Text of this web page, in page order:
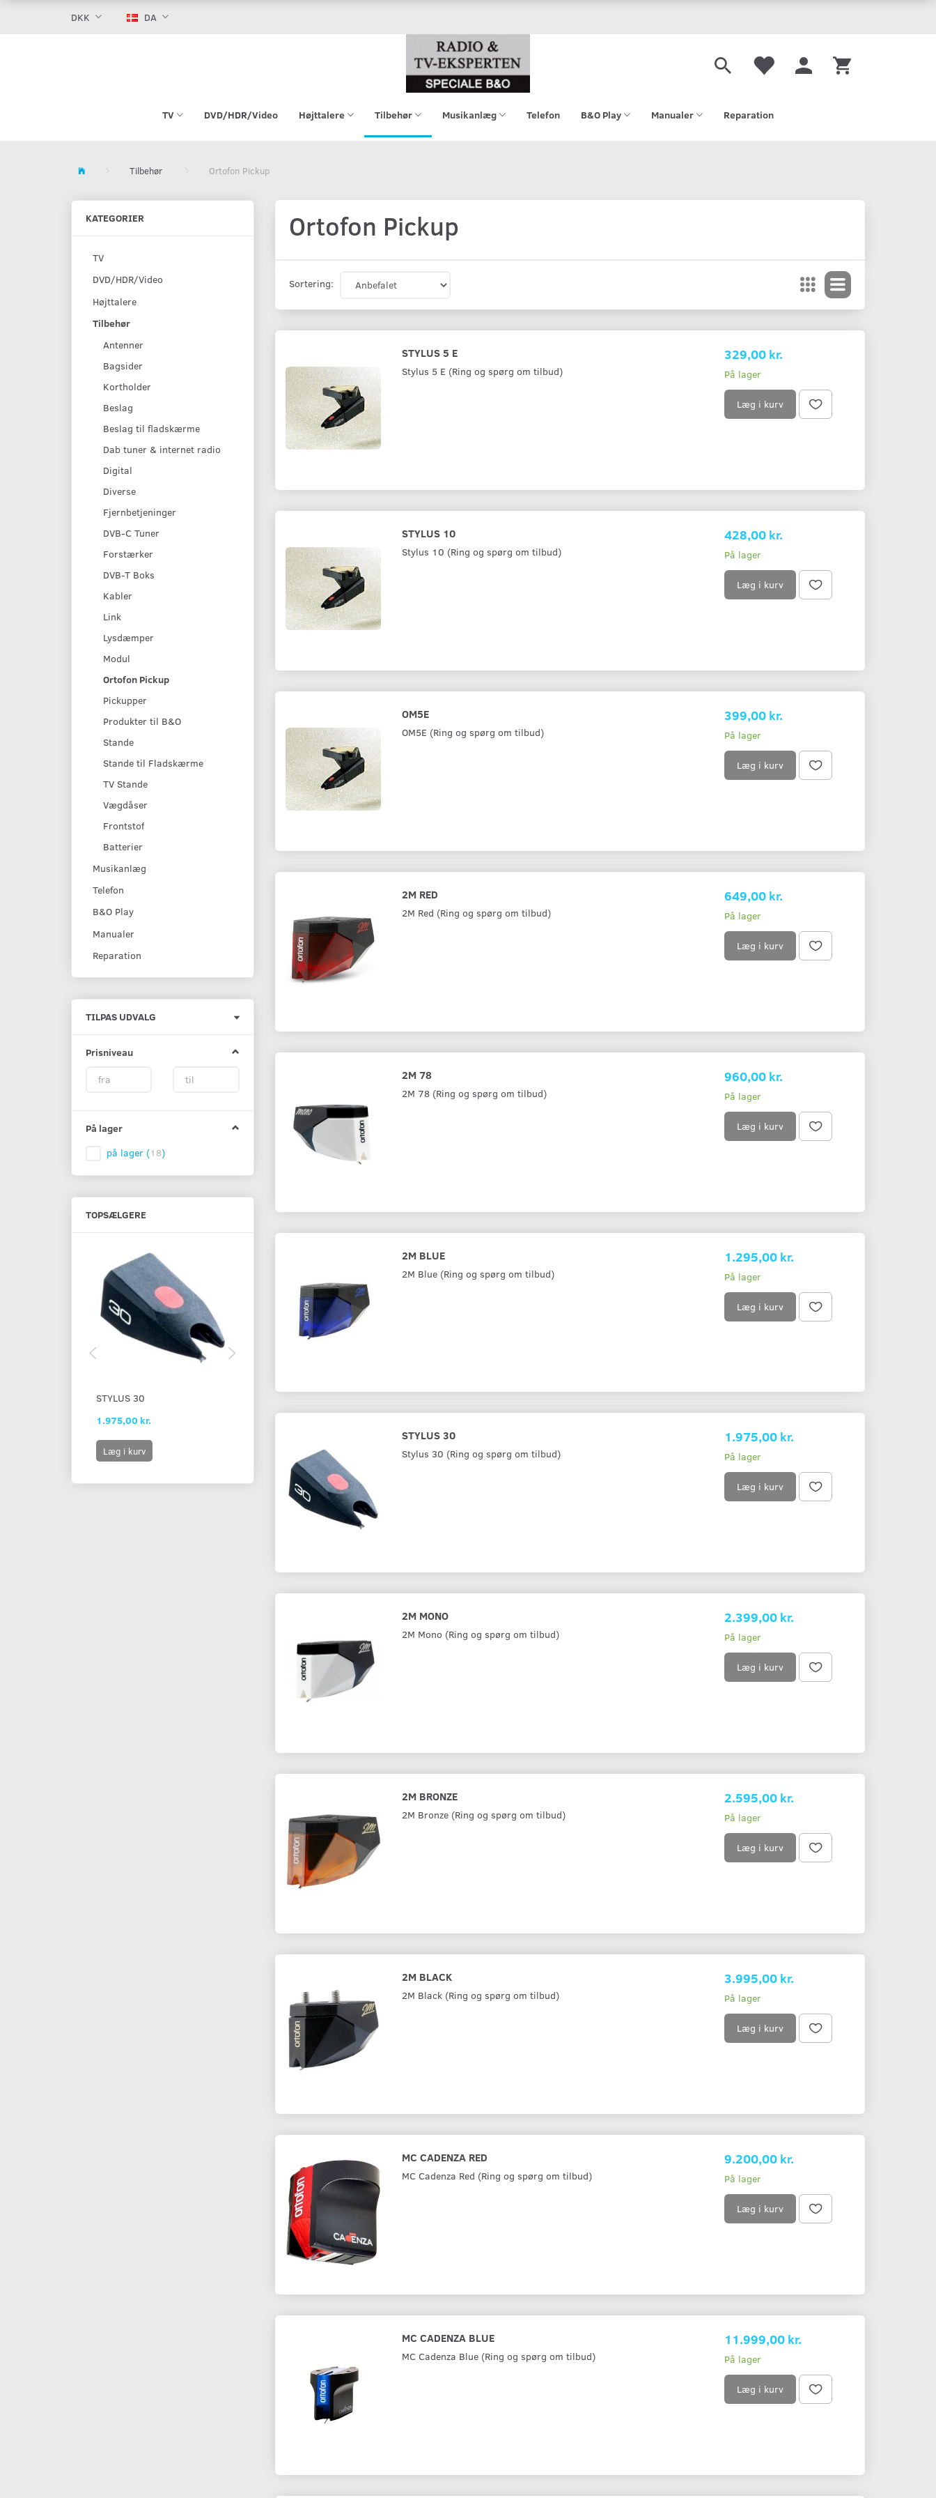
DKK DA
TV DVD/HDR/Video Højttalere Tilbehør Musikanlæg Telefon B&O Play Manualer Reparation
Tilbehør Ortofon Pickup
KATEGORIER
TV
DVD/HDR/Video
Højttalere
Tilbehør
Antenner
Bagsider
Kortholder
Beslag
Beslag til fladskærme
Dab tuner & internet radio
Digital
Diverse
Fjernbetjeninger
DVB-C Tuner
Forstærker
DVB-T Boks
Kabler
Link
Lysdæmper
Modul
Ortofon Pickup
Pickupper
Produkter til B&O
Stande
Stande til Fladskærme
TV Stande
Vægdåser
Frontstof
Batterier
Musikanlæg
Telefon
B&O Play
Manualer
Reparation
TILPAS UDVALG
Prisniveau
På lager
på lager (18)
TOPSÆLGERE
STYLUS 30
1.975,00 kr.
Læg i kurv Læg i kurv Læg i kurv
Ortofon Pickup
Sortering:
STYLUS 5 E
Stylus 5 E (Ring og spørg om tilbud)
329,00 kr.
På lager
Læg i kurv
STYLUS 10
Stylus 10 (Ring og spørg om tilbud)
428,00 kr.
På lager
Læg i kurv
OM5E
OM5E (Ring og spørg om tilbud)
399,00 kr.
På lager
Læg i kurv
2M RED
2M Red (Ring og spørg om tilbud)
649,00 kr.
På lager
Læg i kurv
2M 78
2M 78 (Ring og spørg om tilbud)
960,00 kr.
På lager
Læg i kurv
2M BLUE
2M Blue (Ring og spørg om tilbud)
1.295,00 kr.
På lager
Læg i kurv
STYLUS 30
Stylus 30 (Ring og spørg om tilbud)
1.975,00 kr.
På lager
Læg i kurv
2M MONO
2M Mono (Ring og spørg om tilbud)
2.399,00 kr.
På lager
Læg i kurv
2M BRONZE
2M Bronze (Ring og spørg om tilbud)
2.595,00 kr.
På lager
Læg i kurv
2M BLACK
2M Black (Ring og spørg om tilbud)
3.995,00 kr.
På lager
Læg i kurv
MC CADENZA RED
MC Cadenza Red (Ring og spørg om tilbud)
9.200,00 kr.
På lager
Læg i kurv
MC CADENZA BLUE
MC Cadenza Blue (Ring og spørg om tilbud)
11.999,00 kr.
På lager
Læg i kurv